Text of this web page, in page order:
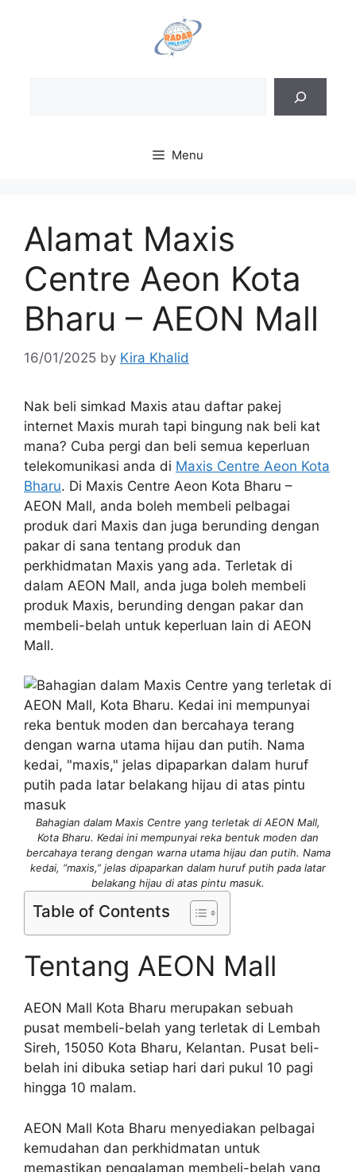
Menu
Alamat Maxis
Centre Aeon Kota
Bharu – AEON Mall
16/01/2025 by Kira Khalid
Nak beli simkad Maxis atau daftar pakej
internet Maxis murah tapi bingung nak beli kat
mana? Cuba pergi dan beli semua keperluan
telekomunikasi anda di Maxis Centre Aeon Kota
Bharu. Di Maxis Centre Aeon Kota Bharu –
AEON Mall, anda boleh membeli pelbagai
produk dari Maxis dan juga berunding dengan
pakar di sana tentang produk dan
perkhidmatan Maxis yang ada. Terletak di
dalam AEON Mall, anda juga boleh membeli
produk Maxis, berunding dengan pakar dan
membeli-belah untuk keperluan lain di AEON
Mall.
Bahagian dalam Maxis Centre yang terletak di AEON Mall,
Kota Bharu. Kedai ini mempunyai reka bentuk moden dan
bercahaya terang dengan warna utama hijau dan putih. Nama
kedai, “maxis,” jelas dipaparkan dalam huruf putih pada latar
belakang hijau di atas pintu masuk.
Table of Contents
Tentang AEON Mall
AEON Mall Kota Bharu merupakan sebuah
pusat membeli-belah yang terletak di Lembah
Sireh, 15050 Kota Bharu, Kelantan. Pusat beli-
belah ini dibuka setiap hari dari pukul 10 pagi
hingga 10 malam.
AEON Mall Kota Bharu menyediakan pelbagai
kemudahan dan perkhidmatan untuk
memastikan pengalaman membeli-belah yang